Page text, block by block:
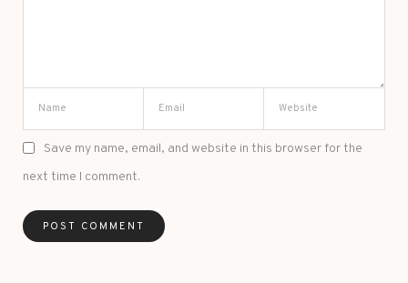
Save my name, email, and website in this browser for the
next time I comment.